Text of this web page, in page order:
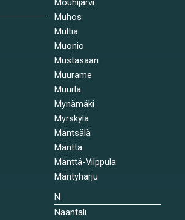
Mouhijärvi
Muhos
Multia
Muonio
Mustasaari
Muurame
Muurla
Mynämäki
Myrskylä
Mäntsälä
Mänttä
Mänttä-Vilppula
Mäntyharju
N
Naantali